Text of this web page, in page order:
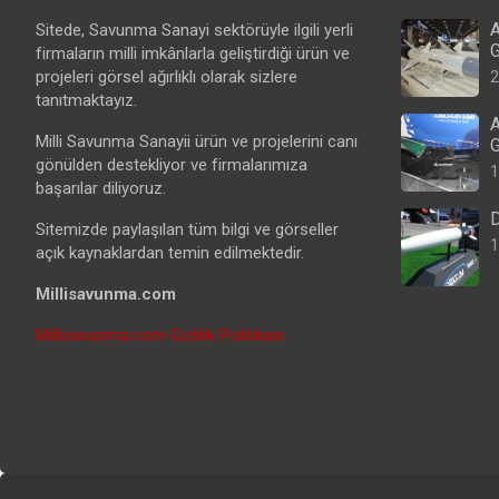
Sitede, Savunma Sanayi sektörüyle ilgili yerli
firmaların milli imkânlarla geliştirdiği ürün ve
projeleri görsel ağırlıklı olarak sizlere
tanıtmaktayız.
Milli Savunma Sanayii ürün ve projelerini canı
gönülden destekliyor ve firmalarımıza
başarılar diliyoruz.
Sitemizde paylaşılan tüm bilgi ve görseller
açık kaynaklardan temin edilmektedir.
Millisavunma.com
Millisavunma.com Gizlilik Politikası